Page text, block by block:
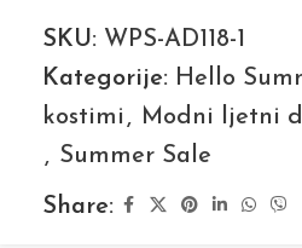
SKU: WPS-AD118-1
Kategorije: Hello
kostimi , Modni ljetni
, Summer Sale
Share: